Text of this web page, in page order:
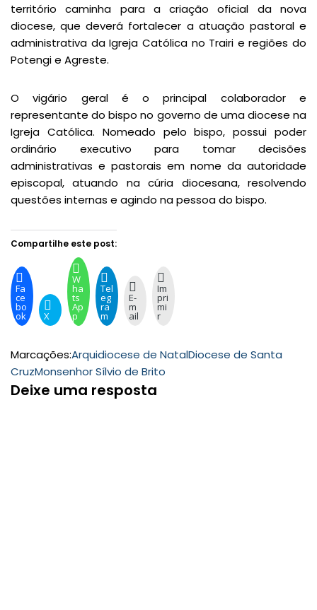
território caminha para a criação oficial da nova
diocese, que deverá fortalecer a atuação pastoral e
administrativa da Igreja Católica no Trairi e regiões do
Potengi e Agreste.
O vigário geral é o principal colaborador e
representante do bispo no governo de uma diocese na
Igreja Católica. Nomeado pelo bispo, possui poder
ordinário executivo para tomar decisões
administrativas e pastorais em nome da autoridade
episcopal, atuando na cúria diocesana, resolvendo
questões internas e agindo na pessoa do bispo.
Compartilhe este post:
Fa
ce
bo
ok X
W
ha
ts
Ap
p
Tel
eg
ra
m
E-
m
ail
Im
pri
mi
r
Marcações:Arquidiocese de NatalDiocese de Santa
CruzMonsenhor Sílvio de Brito
Deixe uma resposta